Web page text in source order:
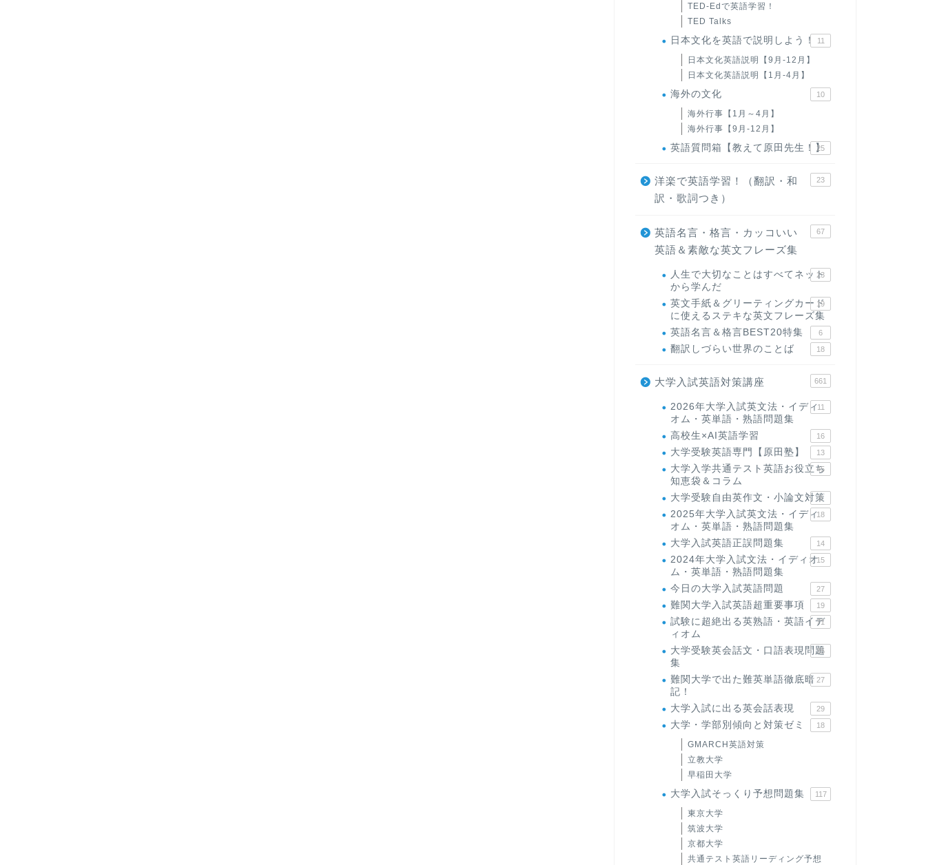
TED-Edで英語学習！
TED Talks
日本文化を英語で説明しよう！ 11
日本文化英語説明【9月-12月】
日本文化英語説明【1月-4月】
海外の文化 10
海外行事【1月～4月】
海外行事【9月-12月】
英語質問箱【教えて原田先生！】
25
洋楽で英語学習！（翻訳・和
訳・歌詞つき）
23
英語名言・格言・カッコいい
英語＆素敵な英文フレーズ集
67
人生で大切なことはすべてネット
から学んだ
23
英文手紙＆グリーティングカード
に使えるステキな英文フレーズ集
19
英語名言＆格言BEST20特集 6
翻訳しづらい世界のことば 18
大学入試英語対策講座 661
2026年大学入試英文法・イディ
オム・英単語・熟語問題集
11
高校生×AI英語学習 16
大学受験英語専門【原田塾】 13
大学入学共通テスト英語お役立ち
知恵袋＆コラム
45
大学受験自由英作文・小論文対策
8
2025年大学入試英文法・イディ
オム・英単語・熟語問題集
18
大学入試英語正誤問題集 14
2024年大学入試文法・イディオ
ム・英単語・熟語問題集
15
今日の大学入試英語問題 27
難関大学入試英語超重要事項 19
試験に超絶出る英熟語・英語イデ
ィオム
71
大学受験英会話文・口語表現問題
集
35
難関大学で出た難英単語徹底暗
記！
27
大学入試に出る英会話表現 29
大学・学部別傾向と対策ゼミ 18
GMARCH英語対策
立教大学
早稲田大学
大学入試そっくり予想問題集 117
東京大学
筑波大学
京都大学
共通テスト英語リーディング予想